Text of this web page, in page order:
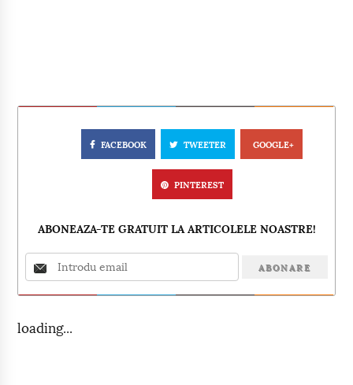
FACEBOOK TWEETER GOOGLE+
PINTEREST
ABONEAZA-TE GRATUIT LA ARTICOLELE NOASTRE!
loading...